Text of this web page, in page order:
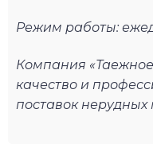
Режим работы:
Компания
качество и
поставок нерудных